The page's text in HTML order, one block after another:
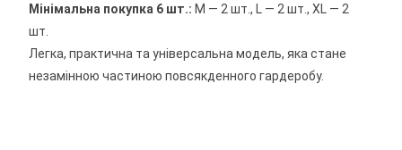
Мінімальна покупка 6 шт.: М — 2 шт., L — 2 шт., XL — 2
шт.
Легка, практична та універсальна модель, яка стане
незамінною частиною повсякденного гардеробу.